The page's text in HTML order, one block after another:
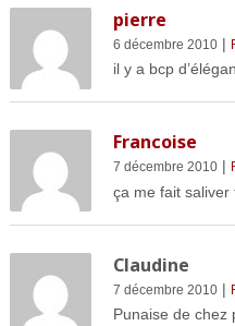
pierre
6 décembre 2010|
il y a bcp
Francoise
7 décembre 2010|
ça me fait saliver
Claudine
7 décembre 2010|
Punaise de chez